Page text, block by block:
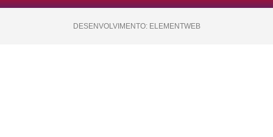
DESENVOLVIMENTO: ELEMENTWEB